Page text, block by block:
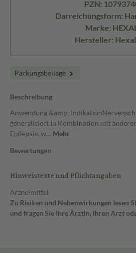
PZN:
Darreichungsform:
Marke:
Hersteller:
Packungsbeilage
Beschreibung
Anwendung &amp;
generalisiert In Kombination mit
Epilepsie, w… Mehr
Bewertungen
Hinweistexte und Pflichtangaben
Arzneimittel
Zu Risiken und Nebenwirkungen lesen
und fragen Sie Ihre Ärztin, Ihren Arzt